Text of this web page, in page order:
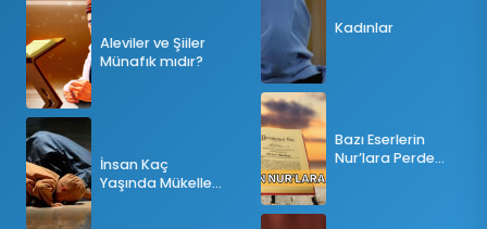
Aleviler ve Şiiler
Münafık mıdır?
İnsan Kaç
Yaşında Mükellef
Kadınlar
Bazı Eserlerin
Nur’lara Perde